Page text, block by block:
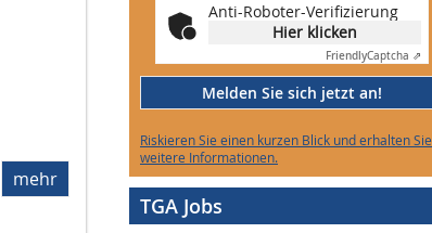
mehr
Anti-Roboter-Verifizierung
Hier klicken
FriendlyCaptcha ⇗
Melden Sie sich jetzt an!
Riskieren Sie einen kurzen Blick und erhalten Sie
weitere Informationen.
TGA Jobs